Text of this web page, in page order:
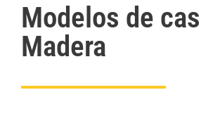
Modelos de
Madera